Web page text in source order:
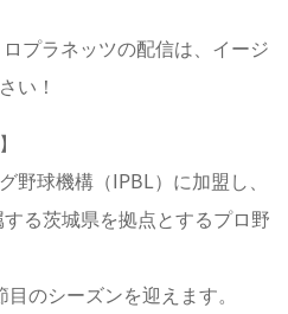
プラネッツの配信は、イージ
い！
野球機構（IPBL）に加盟し、
る茨城県を拠点とするプロ野
のシーズンを迎えます。